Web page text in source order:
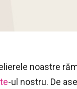
noastre
-ul nostru. De